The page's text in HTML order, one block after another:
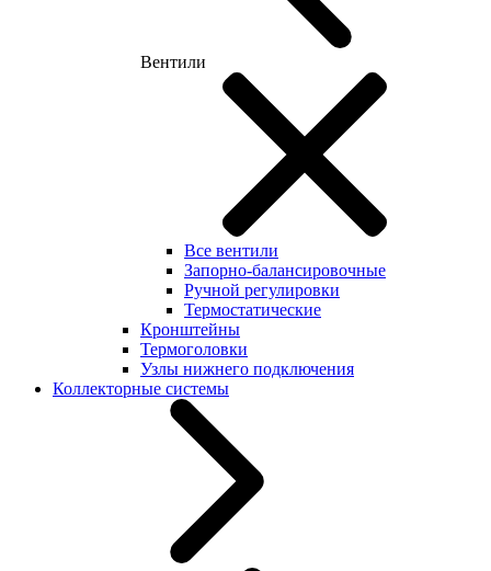
Вентили
Все вентили
Запорно-балансировочные
Ручной регулировки
Термостатические
Кронштейны
Термоголовки
Узлы нижнего подключения
Коллекторные системы